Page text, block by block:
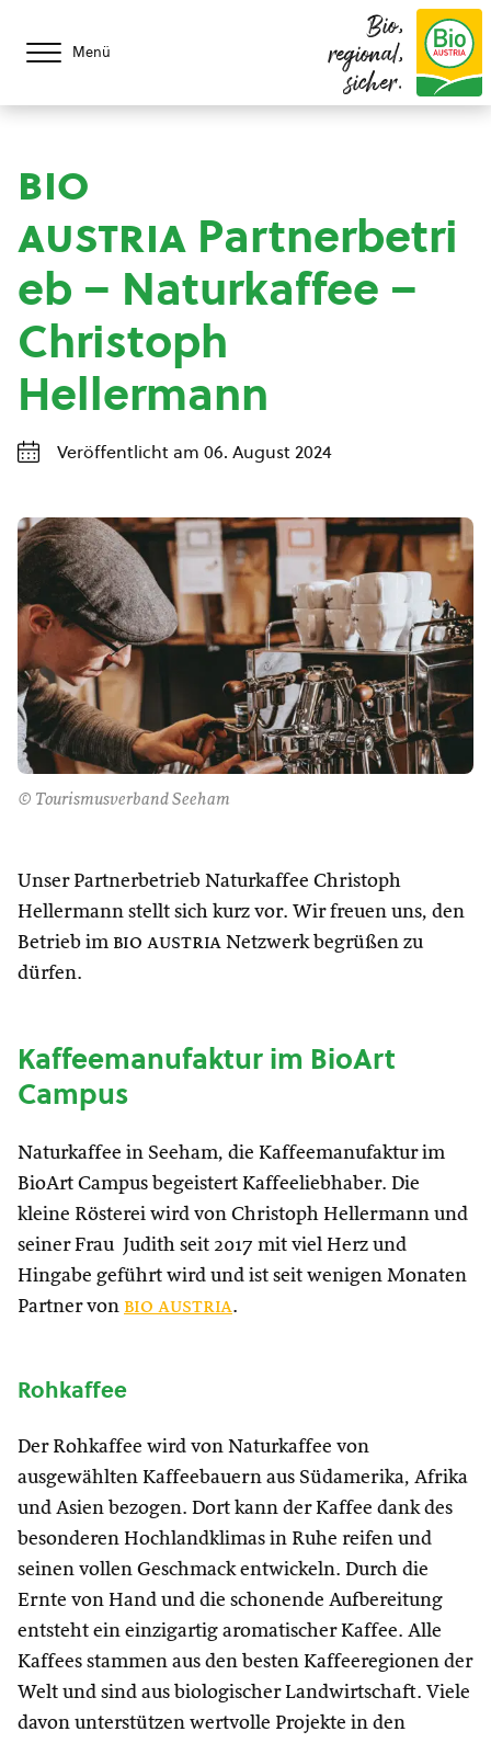
Menü
Bio,
regional,
sicher.
bio
austria Partnerbetri
eb – Naturkaffee –
Christoph
Hellermann
Veröffentlicht am 06. August 2024
© Tourismusverband Seeham
Unser Partnerbetrieb Naturkaffee Christoph
Hellermann stellt sich kurz vor. Wir freuen uns, den
Betrieb im bio austria Netzwerk begrüßen zu
dürfen.
Kaffeemanufaktur im BioArt
Campus
Naturkaffee in Seeham, die Kaffeemanufaktur im
BioArt Campus begeistert Kaffeeliebhaber. Die
kleine Rösterei wird von Christoph Hellermann und
seiner Frau Judith seit 2017 mit viel Herz und
Hingabe geführt wird und ist seit wenigen Monaten
Partner von bio austria.
Rohkaffee
Der Rohkaffee wird von Naturkaffee von
ausgewählten Kaffeebauern aus Südamerika, Afrika
und Asien bezogen. Dort kann der Kaffee dank des
besonderen Hochlandklimas in Ruhe reifen und
seinen vollen Geschmack entwickeln. Durch die
Ernte von Hand und die schonende Aufbereitung
entsteht ein einzigartig aromatischer Kaffee. Alle
Kaffees stammen aus den besten Kaffeeregionen der
Welt und sind aus biologischer Landwirtschaft. Viele
davon unterstützen wertvolle Projekte in den